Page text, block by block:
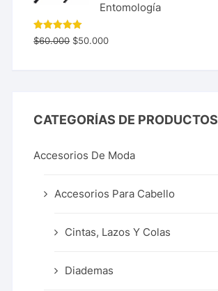
Entomología
Valorado
con 5.00
$60.000 $50.000
CATEGORÍAS DE PRODUCTOS
Accesorios De Moda
Accesorios Para Cabello
Cintas, Lazos Y Colas
Diademas